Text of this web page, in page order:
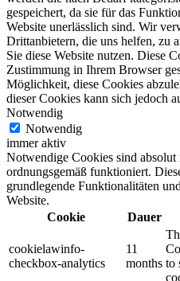
gespeichert, da sie für das
Website unerlässlich sind. Wir
Drittanbietern, die uns helfen, zu
Sie diese Website nutzen. Diese
Zustimmung in Ihrem Browser
Möglichkeit, diese Cookies
dieser Cookies kann sich jedoch
Notwendig
Notwendig
immer aktiv
Notwendige Cookies sind
ordnungsgemäß funktioniert.
grundlegende Funktionalitäten
Website.
Cookie
Dauer
cookielawinfo-
checkbox-analytics
11
months to